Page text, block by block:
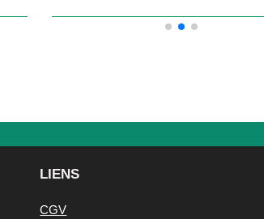
LIENS
CGV